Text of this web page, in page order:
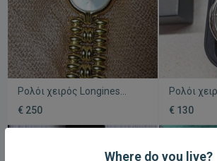
Ρολόι χειρός Longines
μεταχειρισμένο, σχεδίαση
Rodolphe
€ 250
Ρολόι
Armani
γκρι
€ 130
Where do you live?